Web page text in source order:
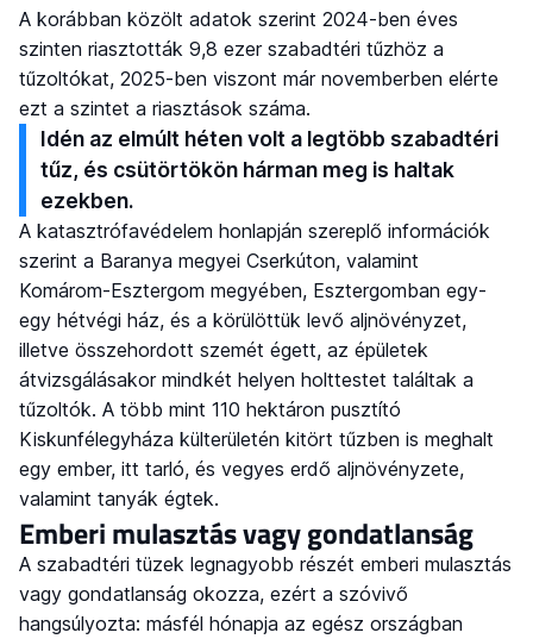
A korábban közölt adatok szerint 2024-ben éves
szinten riasztották 9,8 ezer szabadtéri tűzhöz a
tűzoltókat, 2025-ben viszont már novemberben elérte
ezt a szintet a riasztások száma.
Idén az elmúlt héten volt a legtöbb szabadtéri
tűz, és csütörtökön hárman meg is haltak
ezekben.
A katasztrófavédelem honlapján szereplő információk
szerint a Baranya megyei Cserkúton, valamint
Komárom-Esztergom megyében, Esztergomban egy-
egy hétvégi ház, és a körülöttük levő aljnövényzet,
illetve összehordott szemét égett, az épületek
átvizsgálásakor mindkét helyen holttestet találtak a
tűzoltók. A több mint 110 hektáron pusztító
Kiskunfélegyháza külterületén kitört tűzben is meghalt
egy ember, itt tarló, és vegyes erdő aljnövényzete,
valamint tanyák égtek.
Emberi mulasztás vagy gondatlanság
A szabadtéri tüzek legnagyobb részét emberi mulasztás
vagy gondatlanság okozza, ezért a szóvivő
hangsúlyozta: másfél hónapja az egész országban